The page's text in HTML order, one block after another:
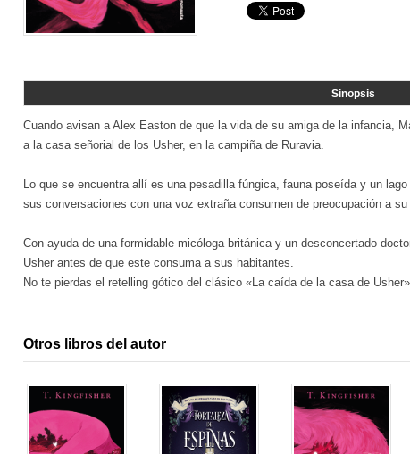
Sinopsis
Cuando avisan a Alex Easton de que la vida de su amiga de la infancia,
a la casa señorial de los Usher, en la campiña de Ruravia.
Lo que se encuentra allí es una pesadilla fúngica, fauna poseída y un
sus conversaciones con una voz extraña consumen de preocupación a
Con ayuda de una formidable micóloga británica y un desconcertado
Usher antes de que este consuma a sus habitantes.
No te pierdas el retelling gótico del clásico «La caída de la casa de
Otros libros del autor